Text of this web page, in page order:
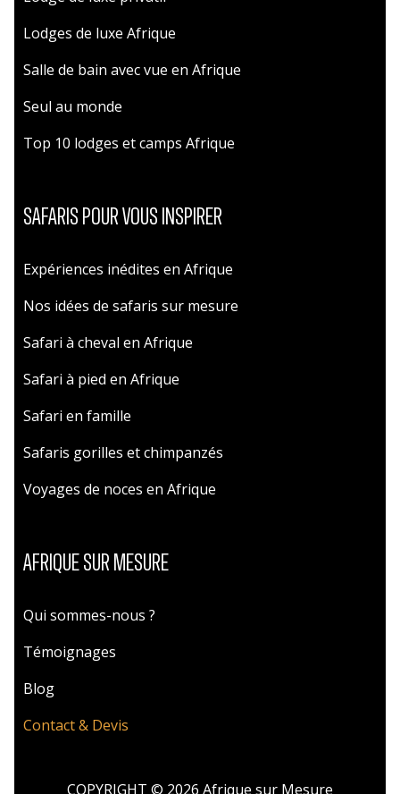
Lodges de luxe Afrique
Salle de bain avec vue en Afrique
Seul au monde
Top 10 lodges et camps Afrique
SAFARIS POUR VOUS INSPIRER
Expériences inédites en Afrique
Nos idées de safaris sur mesure
Safari à cheval en Afrique
Safari à pied en Afrique
Safari en famille
Safaris gorilles et chimpanzés
Voyages de noces en Afrique
AFRIQUE SUR MESURE
Qui sommes-nous ?
Témoignages
Blog
Contact & Devis
COPYRIGHT © 2026 Afrique sur Mesure